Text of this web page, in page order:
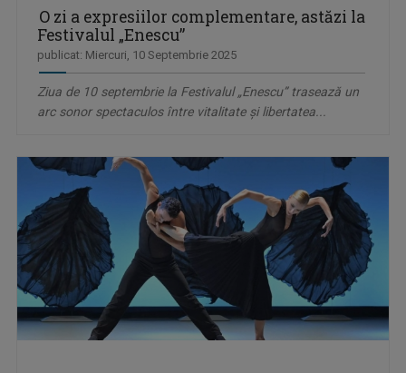
O zi a expresiilor complementare, astăzi la
Festivalul „Enescu”
publicat: Miercuri, 10 Septembrie 2025
Ziua de 10 septembrie la Festivalul „Enescu” trasează un
arc sonor spectaculos între vitalitate și libertatea...